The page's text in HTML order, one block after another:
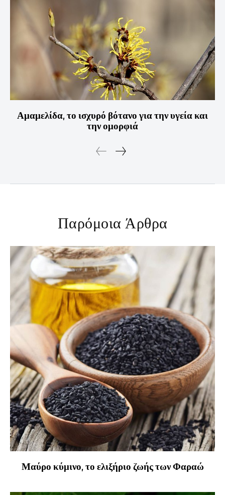
Αμαμελίδα, το ισχυρό βότανο για την υγεία και
την ομορφιά
Παρόμοια Άρθρα
Μαύρο κύμινο, το ελιξήριο ζωής των Φαραώ